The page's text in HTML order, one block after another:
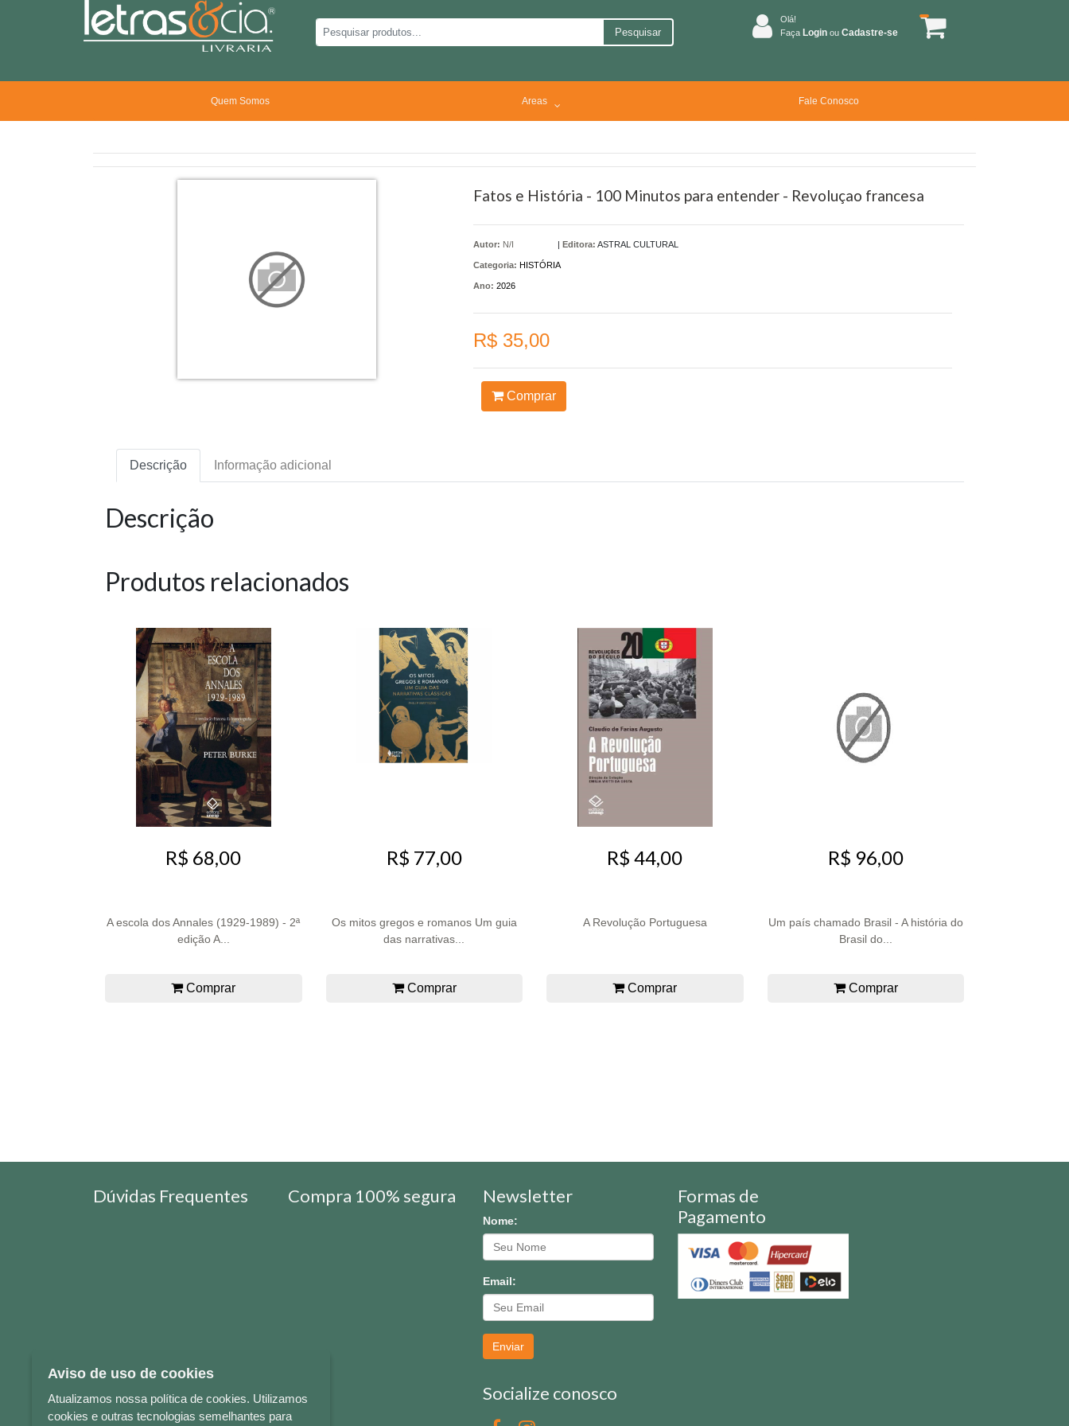
Pesquisar
Olá!
Faça Login ou Cadastre-se
Quem Somos Areas Fale Conosco
Fatos e História - 100 Minutos para entender - Revoluçao francesa
Autor: N/I | Editora: ASTRAL CULTURAL
Categoria: HISTÓRIA
Ano: 2026
R$ 35,00
Comprar
Descrição Informação adicional
Descrição
Produtos relacionados
R$ 68,00
A escola dos Annales (1929-1989) - 2ª
edição A...
Comprar
R$ 77,00
Os mitos gregos e romanos Um guia
das narrativas...
Comprar
R$ 44,00
A Revolução Portuguesa
Comprar
R$ 96,00
Um país chamado Brasil - A história do
Brasil do...
Comprar
Dúvidas Frequentes Compra 100% segura Newsletter
Nome:
Email:
Enviar
Socialize conosco
Formas de
Pagamento
Aviso de uso de cookies
Atualizamos nossa política de cookies. Utilizamos
cookies e outras tecnologias semelhantes para